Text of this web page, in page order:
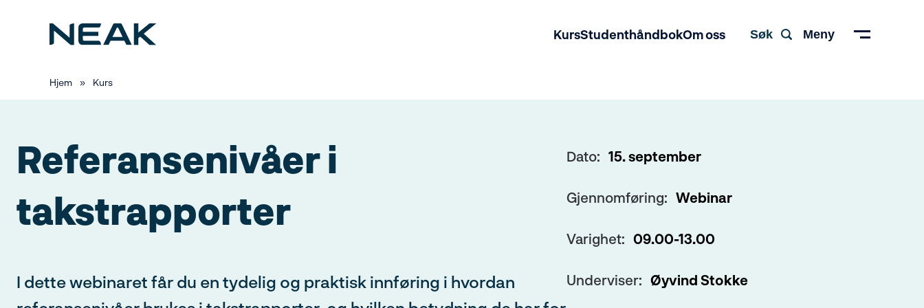
hovedinnhold
KursStudenthåndbokOm oss Søk Meny
Hjem » Kurs
Referansenivåer i
takstrapporter
I dette webinaret får du en tydelig og praktisk innføring i hvordan
Dato: 15. september
Gjennomføring: Webinar
Varighet: 09.00-13.00
Underviser: Øyvind Stokke
Valgt kursdato
Medlem i Norsk
Ikke medlem i Norsk
takst: